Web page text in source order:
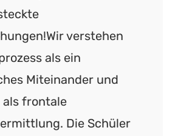
verstehen
als ein
Miteinander und
frontale
Die Schüler